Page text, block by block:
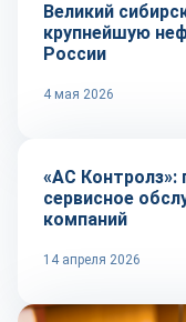
Великий
крупнейшую
России
4 мая 2026
Репортаж
«АС Контролз»:
сервисное
компаний
14 апреля 2026